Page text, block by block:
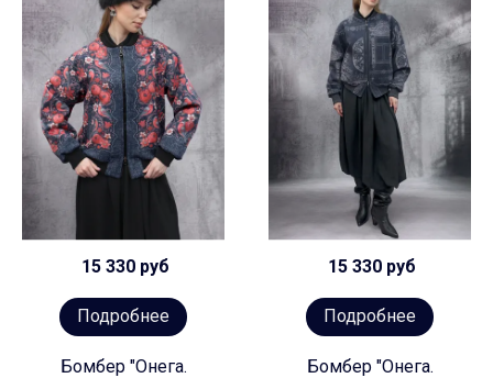
15 330 руб
Подробнее
Бомбер "Онега.
15 330 руб
Подробнее
Бомбер "Онега.